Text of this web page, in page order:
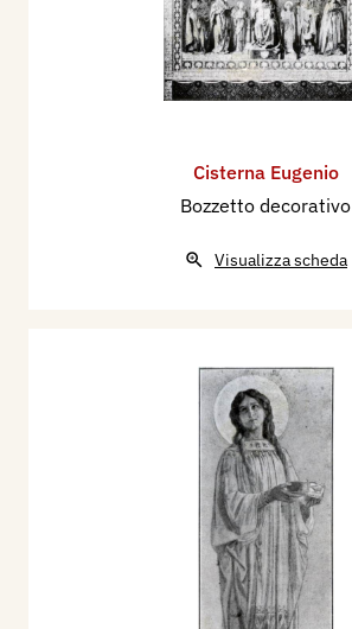
Cisterna Eugenio
Bozzetto decorativo
Visualizza scheda